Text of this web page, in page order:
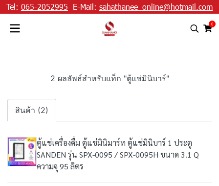
Tel: 065-2052995 E-Mail: sahathanee_online@hotmail.com
0
2 ผลลัพธ์สำหรับแท็ก "ตู้แช่มินิบาร์"
สินค้า (2)
ตู้แช่เครื่องดื่ม ตู้แช่มินิมาร์ท ตู้แช่มินิบาร์ 1 ประตู
SANDEN รุ่น SPX-0095 / SPX-0095H ขนาด 3.1 Q
ความจุ 95 ลิตร